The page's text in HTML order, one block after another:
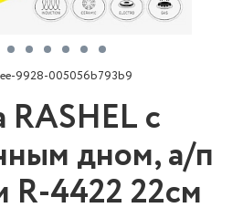
9928-005056b793b9
с
дном, а/п
R-4422 22см